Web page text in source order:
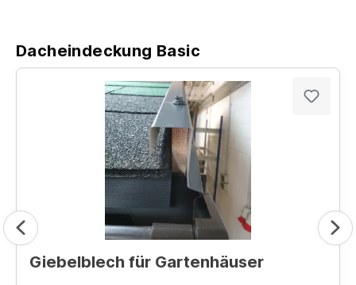
Dacheindeckung Basic
Giebelblech für Gartenhäuser